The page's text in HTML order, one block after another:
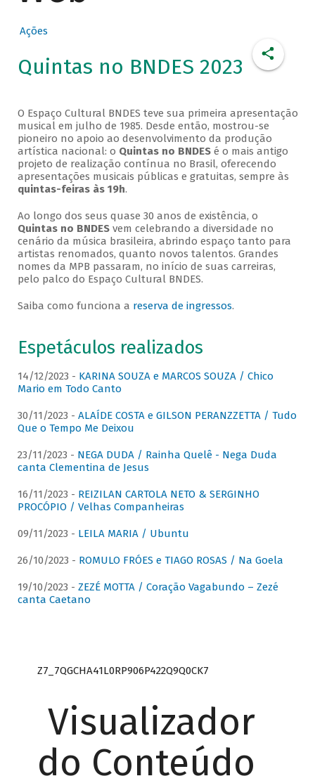
Ações
Quintas no BNDES 2023
O Espaço Cultural BNDES teve sua primeira apresentação
musical em julho de 1985. Desde então, mostrou-se
pioneiro no apoio ao desenvolvimento da produção
artística nacional: o Quintas no BNDESé o mais antigo
projeto de realização contínua no Brasil, oferecendo
apresentações musicais públicas e gratuitas, sempre às
quintas-feiras às 19h.
Ao longo dos seus quase 30 anos de existência, o
Quintas no BNDESvem celebrando a diversidade no
cenário da música brasileira, abrindo espaço tanto para
artistas renomados, quanto novos talentos. Grandes
nomes da MPB passaram, no início de suas carreiras,
pelo palco do Espaço Cultural BNDES.
Saiba como funciona a reserva de ingressos.
Espetáculos realizados
14/12/2023 - KARINA SOUZA e MARCOS SOUZA / Chico
Mario em Todo Canto
30/11/2023 - ALAÍDE COSTA e GILSON PERANZZETTA / Tudo
Que o Tempo Me Deixou
23/11/2023 - NEGA DUDA / Rainha Quelê - Nega Duda
canta Clementina de Jesus
16/11/2023 - REIZILAN CARTOLA NETO & SERGINHO
PROCÓPIO / Velhas Companheiras
09/11/2023 - LEILA MARIA / Ubuntu
26/10/2023 - ROMULO FRÓES e TIAGO ROSAS / Na Goela
19/10/2023 - ZEZÉ MOTTA / Coração Vagabundo – Zezé
canta Caetano
Z7_7QGCHA41L0RP906P422Q9Q0CK7
Visualizador
do Conteúdo